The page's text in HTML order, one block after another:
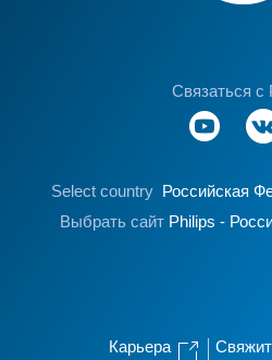
Связаться с
Select country Российская
Выбрать сайт Philips -
Карьера